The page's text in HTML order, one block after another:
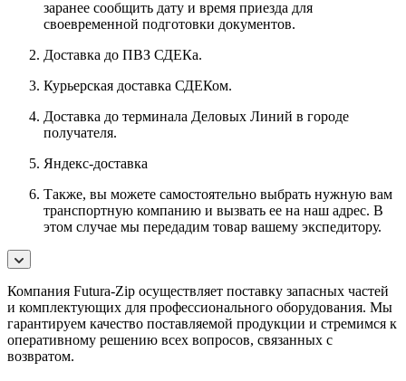
заранее сообщить дату и время приезда для
своевременной подготовки документов.
Доставка до ПВЗ СДЕКа.
Курьерская доставка СДЕКом.
Доставка до терминала Деловых Линий в городе
получателя.
Яндекс-доставка
Также, вы можете самостоятельно выбрать нужную вам
транспортную компанию и вызвать ее на наш адрес. В
этом случае мы передадим товар вашему экспедитору.
Компания Futura-Zip осуществляет поставку запасных частей
и комплектующих для профессионального оборудования. Мы
гарантируем качество поставляемой продукции и стремимся к
оперативному решению всех вопросов, связанных с
возвратом.